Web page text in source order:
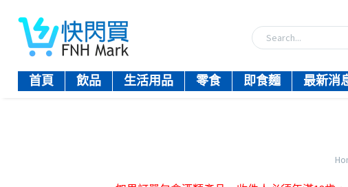
首頁 飲品 生活用品 零食 即食麵 最新消